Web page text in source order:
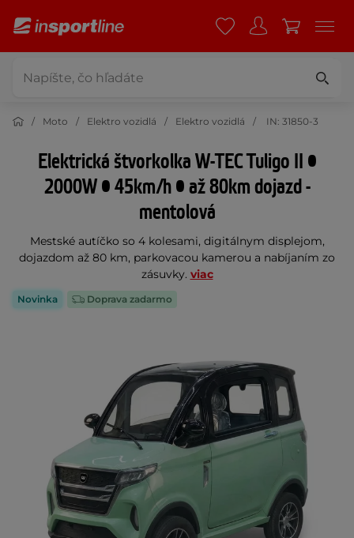
Moto Elektro vozidlá Elektro vozidlá IN: 31850-3
Elektrická štvorkolka W-TEC Tuligo II •
2000W • 45km/h • až 80km dojazd -
mentolová
Mestské autíčko so 4 kolesami, digitálnym displejom,
dojazdom až 80 km, parkovacou kamerou a nabíjaním zo
zásuvky. viac
Novinka Doprava zadarmo